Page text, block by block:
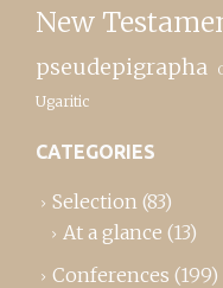
New
pseudepigrapha
Ugaritic
CATEGORIES
Selection (83)
At a glance (13)
Conferences (199)